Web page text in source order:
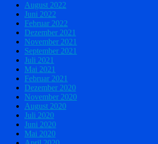
August 2022
Juni 2022
Februar 2022
Dezember 2021
November 2021
September 2021
Juli 2021
Mai 2021
Februar 2021
Dezember 2020
November 2020
August 2020
Juli 2020
Juni 2020
Mai 2020